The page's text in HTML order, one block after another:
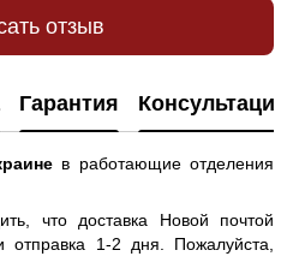
отзыв
Гарантия Консультация
в работающие отделения
что доставка Новой почтой
1-2 дня. Пожалуйста,